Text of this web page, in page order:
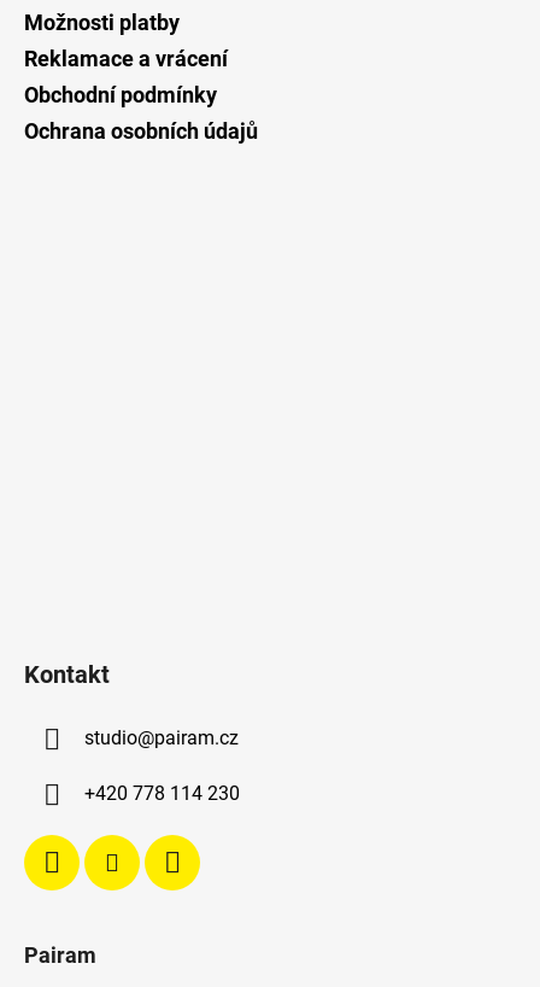
Možnosti platby
Reklamace a vrácení
Obchodní podmínky
Ochrana osobních údajů
Kontakt
studio@pairam.cz
+420 778 114 230
Pairam